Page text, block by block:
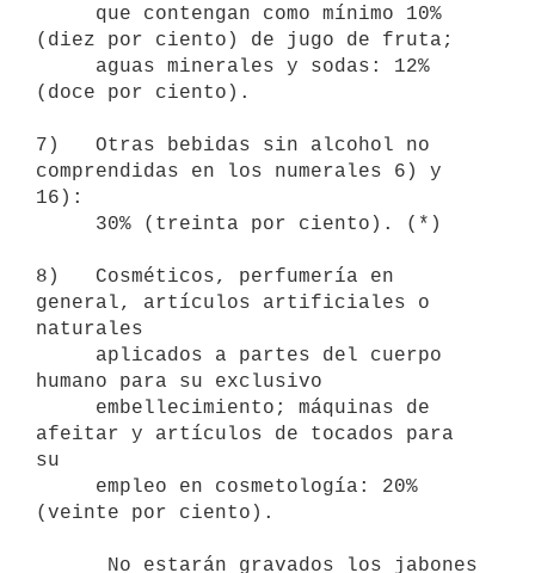
(diez por ciento) de jugo de fruta;
(doce por ciento).
7)   Otras bebidas sin alcohol no
comprendidas en los numerales 6) y
16):
8)   Cosméticos, perfumería en
general, artículos artificiales o
naturales
humano para su exclusivo
afeitar y artículos de tocados para
su
(veinte por ciento).